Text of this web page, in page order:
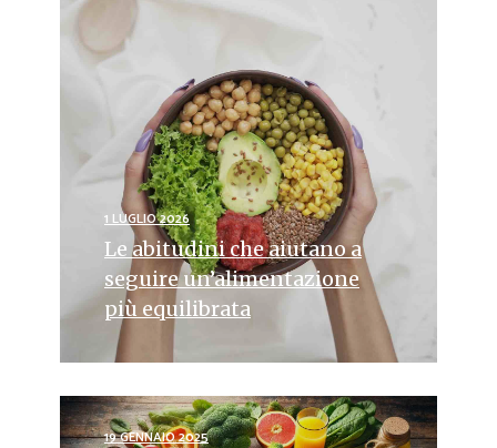
1 LUGLIO 2026
Le abitudini che aiutano a
seguire un’alimentazione
più equilibrata
19 GENNAIO 2025